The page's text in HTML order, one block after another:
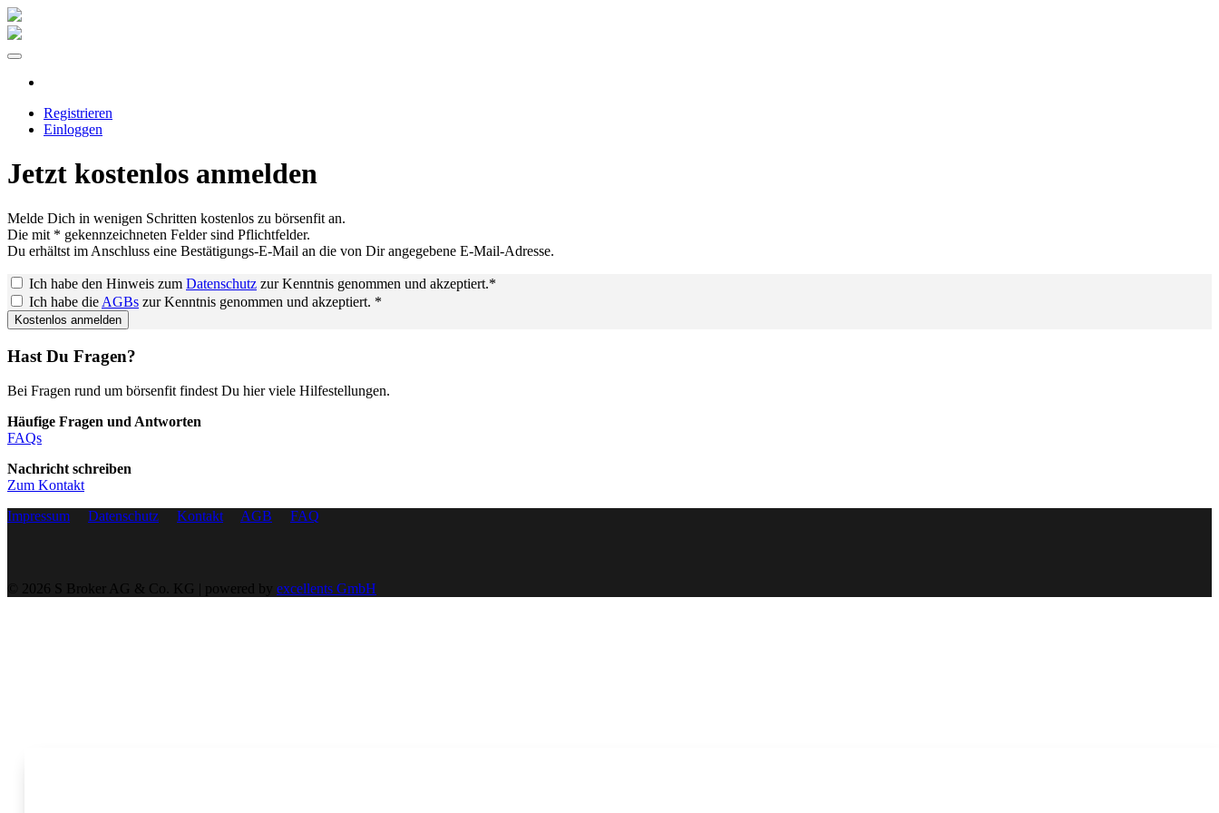
Registrieren
Einloggen
Jetzt kostenlos anmelden
Melde Dich in wenigen Schritten kostenlos zu börsenfit an.
Die mit * gekennzeichneten Felder sind Pflichtfelder.
Du erhältst im Anschluss eine Bestätigungs-E-Mail an die von Dir angegebene E-Mail-Adresse.
Ich habe den Hinweis zum Datenschutz zur Kenntnis genommen und akzeptiert.*
Ich habe die AGBs zur Kenntnis genommen und akzeptiert. *
Hast Du Fragen?
Bei Fragen rund um börsenfit findest Du hier viele Hilfestellungen.
Häufige Fragen und Antworten
FAQs
Nachricht schreiben
Zum Kontakt
Impressum
Datenschutz Kontakt AGB FAQ
© 2026 S Broker AG & Co. KG | powered by excellents GmbH